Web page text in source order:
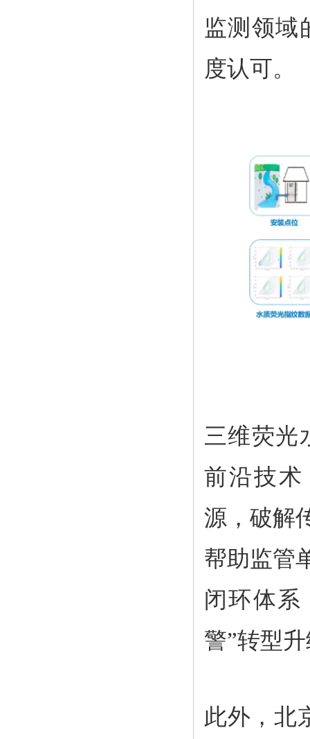
监测领域
度认可。
三维荧光
前沿技
源，破解
帮助监管
闭环体系
警”转型
此外，北